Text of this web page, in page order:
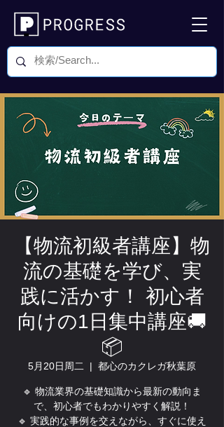
【物流初級者講座】物
流の基礎を学び、実
践に活かす！ 初心者
向けの1日集中講座🚚
📦
5月20日周二
  |
都心のカクレガ秋葉原
🔹 物流業界の基礎知識から最新の動向ま
で、初心者でもわかりやすく解説！
🔹 実践的な事例を交えながら、すぐに使え